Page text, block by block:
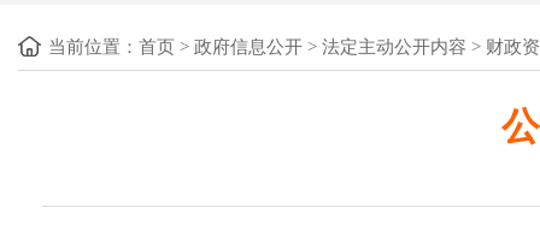
当前位置： 首页 > 政府信息公开 > 法定主动公开内容 > 财政